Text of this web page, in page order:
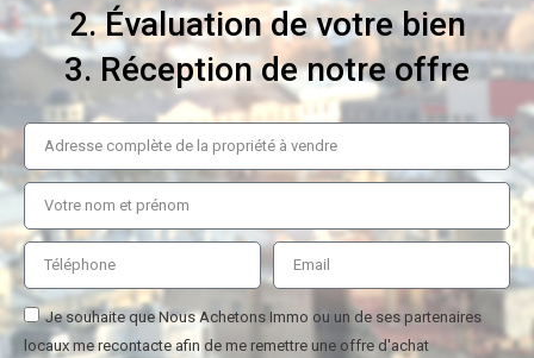
2. Évaluation de votre bien
3. Réception de notre offre
Je souhaite que Nous Achetons Immo ou un de ses partenaires
locaux me recontacte afin de me remettre une offre d'achat